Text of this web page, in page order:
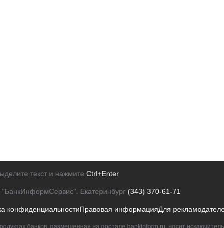
текст и нажмите Ctrl+Enter
Екатеринбург (343) 370-61-71
конфиденциальностиПравовая информацияДля
банков, размещенная на портале bankinform.ru, носит